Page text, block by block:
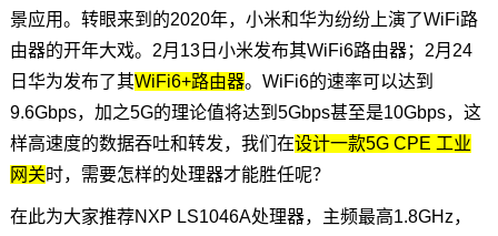
景应用。转眼来到的2020年，小米和华为纷纷上演了WiFi路
由器的开年大戏。2月13日小米发布其WiFi6路由器；2月24
日华为发布了其WiFi6+路由器。WiFi6的速率可以达到
9.6Gbps，加之5G的理论值将达到5Gbps甚至是10Gbps，这
样高速度的数据吞吐和转发，我们在设计一款5G CPE 工业
网关时，需要怎样的处理器才能胜任呢？
在此为大家推荐NXP LS1046A处理器，主频最高1.8GHz，